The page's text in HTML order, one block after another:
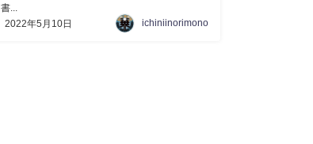
書...
2022年5月10日
ichiniinorimono